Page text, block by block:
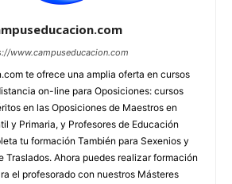
www.campuseducacion.com
te ofrece una amplia oferta en cursos
on-line para Oposiciones: cursos
en las Oposiciones de Maestros en
y Primaria, y Profesores de Educación
tu formación También para Sexenios y
Traslados. Ahora puedes realizar formación
el profesorado con nuestros Másteres